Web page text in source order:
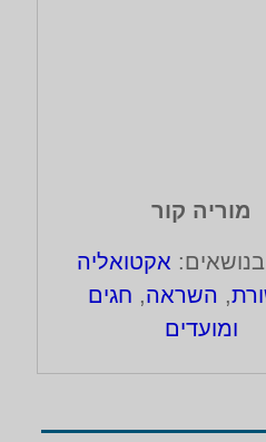
מוריה קור
אקטואליה
, השראה, חגים
ומועדים